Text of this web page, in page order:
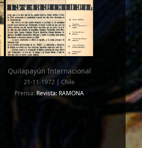
Quilapayún Internacional
21-11-1972 | Chile
Prensa:Revista: RAMONA